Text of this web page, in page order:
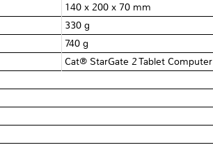
140 x 200 x 70 mm
330 g
740 g
Cat® StarGate 2 Tablet Computer